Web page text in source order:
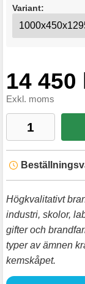
Variant:
14 450
Exkl. moms
Högkvalitativt
industri, skolor,
gifter och
typer av ämnen
kemskåpet.